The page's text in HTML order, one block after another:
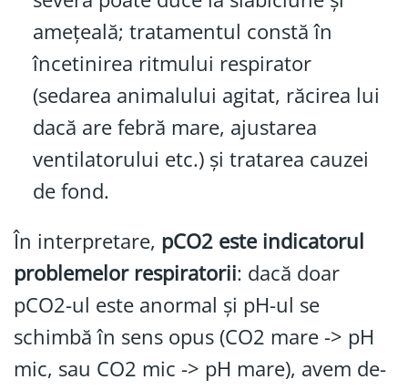
amețeală; tratamentul constă în
încetinirea ritmului respirator
(sedarea animalului agitat, răcirea lui
dacă are febră mare, ajustarea
ventilatorului etc.) și tratarea cauzei
de fond.
În interpretare, pCO2 este indicatorul
problemelor respiratorii: dacă doar
pCO2-ul este anormal și pH-ul se
schimbă în sens opus (CO2 mare -> pH
mic, sau CO2 mic -> pH mare), avem de-